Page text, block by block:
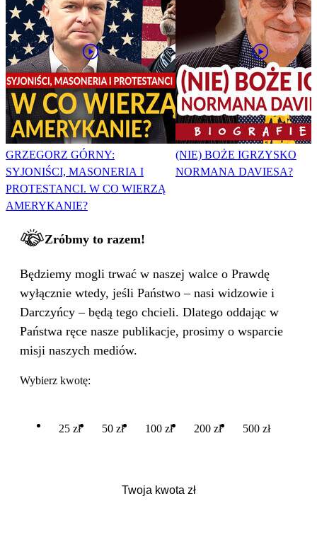
GRZEGORZ GÓRNY:
SYJONIŚCI, MASONERIA I
PROTESTANCI. W CO WIERZĄ
AMERYKANIE?
(NIE) BOŻE IGRZYSKO
NORMANA DAVIESA?
Zróbmy to razem!
Będziemy mogli trwać w naszej walce o Prawdę
wyłącznie wtedy, jeśli Państwo – nasi widzowie i
Darczyńcy – będą tego chcieli. Dlatego oddając w
Państwa ręce nasze publikacje, prosimy o wsparcie
misji naszych mediów.
Wybierz kwotę:
25 zł 50 zł 100 zł 200 zł 500 zł